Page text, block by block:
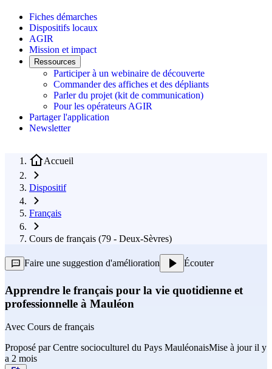
Fiches démarches
Dispositifs locaux
AGIR
Mission et impact
Ressources
Participer à un webinaire de découverte
Commander des affiches et des dépliants
Parler du projet (kit de communication)
Pour les opérateurs AGIR
Partager l'application
Newsletter
Accueil
Dispositif
Français
Cours de français (79 - Deux-Sèvres)
Faire une suggestion d'amélioration Écouter
Apprendre le français pour la vie quotidienne et
professionnelle à Mauléon
Avec Cours de français
Proposé par Centre socioculturel du Pays MauléonaisMise à jour il y
a 2 mois